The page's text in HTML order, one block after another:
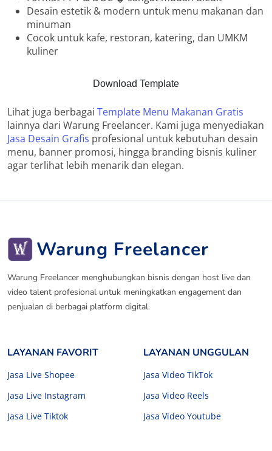
Desain estetik & modern untuk menu makanan dan
minuman
Cocok untuk kafe, restoran, katering, dan UMKM
kuliner
Download Template
Lihat juga berbagai Template Menu Makanan Gratis
lainnya dari Warung Freelancer. Kami juga menyediakan
Jasa Desain Grafis profesional untuk kebutuhan desain
menu, banner promosi, hingga branding bisnis kuliner
agar terlihat lebih menarik dan elegan.
Warung Freelancer
Warung Freelancer menghubungkan bisnis dengan host live dan
video talent profesional untuk meningkatkan engagement dan
penjualan di berbagai platform digital.
LAYANAN FAVORIT
Jasa Live Shopee
Jasa Live Instagram
Jasa Live Tiktok
LAYANAN UNGGULAN
Jasa Video TikTok
Jasa Video Reels
Jasa Video Youtube